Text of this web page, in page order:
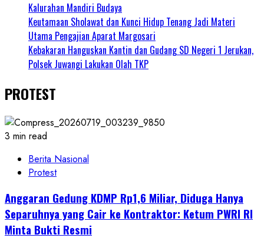
Kalurahan Mandiri Budaya
Keutamaan Sholawat dan Kunci Hidup Tenang Jadi Materi
Utama Pengajian Aparat Margosari
Kebakaran Hanguskan Kantin dan Gudang SD Negeri 1 Jerukan,
Polsek Juwangi Lakukan Olah TKP
PROTEST
3 min read
Berita Nasional
Protest
Anggaran Gedung KDMP Rp1,6 Miliar, Diduga Hanya
Separuhnya yang Cair ke Kontraktor: Ketum PWRI RI
Minta Bukti Resmi